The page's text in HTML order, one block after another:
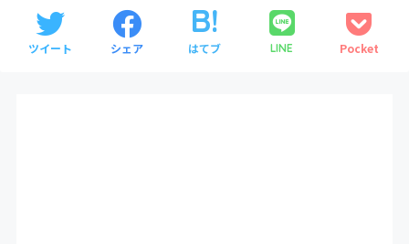
ツイート シェア はてブ LINE Pocket